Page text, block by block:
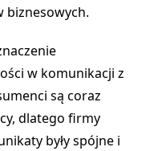
biznesowych.
w komunikacji z
są coraz
dlatego firmy
były spójne i